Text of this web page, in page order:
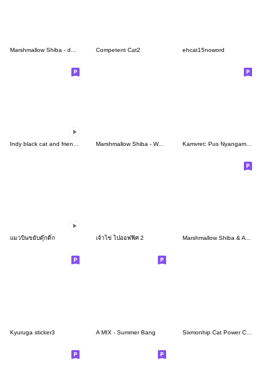
Competent Cat2 ehcat15noword
Marshmallow Shiba - Work Life Kamvret: Pus Nyangami 4
แมวบินขยับดุ๊กดิ๊ก เจ้าไข่ ไปออฟฟิศ 2 Marshmallow Shiba & A MIX - Wordplay 2.0
Kyuruga sticker3 A MIX - Summer Bang Sixmonhip Cat Power Cheese Cat 1